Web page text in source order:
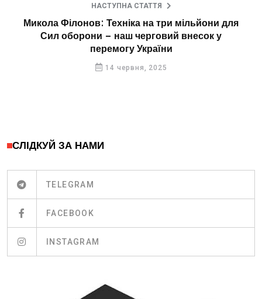
НАСТУПНА СТАТТЯ
Микола Філонов: Техніка на три мільйони для
Сил оборони – наш черговий внесок у
перемогу України
14 червня, 2025
СЛІДКУЙ ЗА НАМИ
TELEGRAM
FACEBOOK
INSTAGRAM